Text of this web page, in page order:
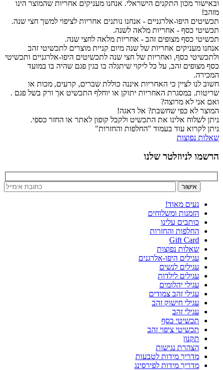
ובאישור מכון התקנים הישראלי. אנחנו מעניקים אחריות שהמוצר הינו
מזהב!
תכשיטים היפו-אלרגניים - אנחנו נותנים אחריות לציפוי למשך חצי שנה.
תכשיטי כסף - אחריות מלאה לשנה.
תכשיטי כסף מצופים זהב - אחריות מלאה לחצי שנה.
אנחנו מעניקים אחריות של שנה מיום קניית מוצרים לתכשיטי זהב
ולתכשיטי כסף, ואחריות של חצי שנה לתכשיטים היפו-אלרגניים ותכשיטי
כסף מצופים זהב, על כל ליקוי שיתגלה בו בגין פגם שהיה בו במועד
המכירה.
חשוב לנו לציין כי האחריות איננה כוללת שברים, קרעים, מכות או
שריטות. במסגרת האחריות יתוקן או יוחלף התכשיט אך ורק בשל פגם .
ואם אני לא מרוצה?
המוצר לא כפי שחשבת? אל דאגה!
ניתן לשלוח אלינו את התכשיט ולקבל קופון לאתר או החזר כספי.
ניתן לקרוא עוד בעמוד "החלפות והחזרות"
שאלות נפוצות
הרשמו לניוזלטר שלנו
נעים מאוד!
הזמנות ומשלוחים
כותבים עלינו
החלפות והחזרות
Gift Card
שאלות נפוצות
עגילים היפו-אלרגנים
עגילים לנשים
עגילים לילדות
עגילי יהלומים
עגילי זהב צמודים
עגילי חישוק זהב
עגילי זהב
תכשיטי כסף
תכשיטי ציפוי זהב
תקנון
הצהרת נגישות
מדריך מידות לטבעות
מדריך מידות לפירסינג